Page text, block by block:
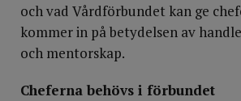
och vad Vårdförbundet kan ge
kommer in på betydelsen av
och mentorskap.
Cheferna behövs i förbundet